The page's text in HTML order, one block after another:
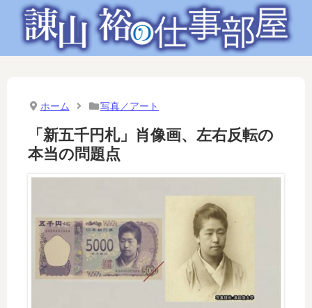
ホーム 写真／アート
「新五千円札」肖像画、左右反転の
本当の問題点